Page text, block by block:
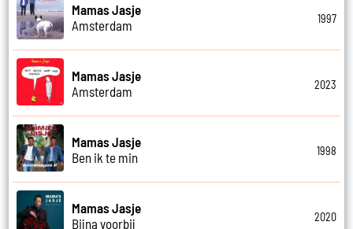
Mamas Jasje
Amsterdam
1997
Mamas Jasje
Amsterdam
2023
Mamas Jasje
Ben ik te min
1998
Mamas Jasje
Bijna voorbij
2020